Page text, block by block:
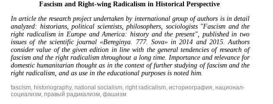
Fascism and Right-wing Radicalism in Historical Perspective
In article the research project undertaken by international group of authors is in detail
analyzed: historians, political scientists, philosophers, sociologists "Fascism and the
right radicalism in Europe and America: history and the present", published in two
issues of the scientific journal «Bereginya. 777. Sova» in 2014 and 2015. Authors
consider value of the given edition in line with the general tendencies of research of
fascism and the right radicalism throughout a long time. Importance and relevance for
domestic humanitarian thought as in the context of further studying of fascism and the
right radicalism, and as use in the educational purposes is noted him.
fascism, historiography, national socialism, right radicalism, историография, национал-
социализм, правый радикализм, фашизм